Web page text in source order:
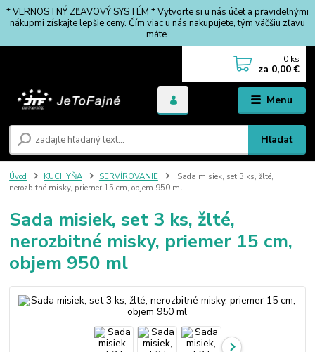
* VERNOSTNÝ ZĽAVOVÝ SYSTÉM * Vytvorte si u nás účet a pravidelnými
nákupmi získajte lepšie ceny. Čím viac u nás nakupujete, tým väčšiu zľavu
máte.
Menu
Hľadať
0 ks
za 0,00 €
Úvod KUCHYŇA SERVÍROVANIE
Sada misiek, set 3 ks, žlté,
nerozbitné misky, priemer 15 cm, objem 950 ml
Sada misiek, set 3 ks, žlté,
nerozbitné misky, priemer 15 cm,
objem 950 ml